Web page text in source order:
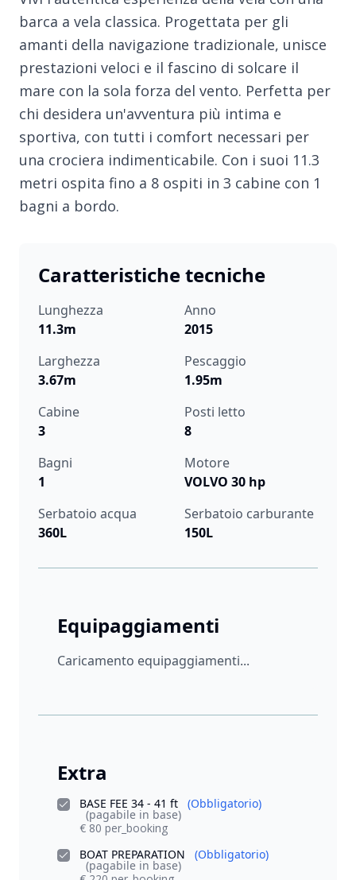
barca a vela classica. Progettata per gli
amanti della navigazione tradizionale, unisce
prestazioni veloci e il fascino di solcare il
mare con la sola forza del vento. Perfetta per
chi desidera un'avventura più intima e
sportiva, con tutti i comfort necessari per
una crociera indimenticabile. Con i suoi 11.3
metri ospita fino a 8 ospiti in 3 cabine con 1
bagni a bordo.
Caratteristiche tecniche
Lunghezza
11.3m
Anno
2015
Larghezza
3.67m
Pescaggio
1.95m
Cabine
3
Posti letto
8
Bagni
1
Motore
VOLVO 30 hp
Serbatoio acqua
360L
Serbatoio carburante
150L
Equipaggiamenti
Caricamento equipaggiamenti...
Extra
BASE FEE 34 - 41 ft (Obbligatorio)
(pagabile in base)
€ 80 per_booking
BOAT PREPARATION
(Obbligatorio)
(pagabile in base)